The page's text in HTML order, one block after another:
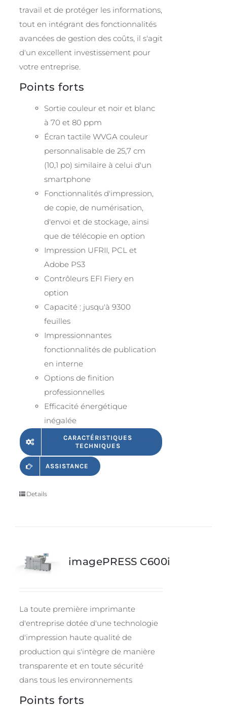
travail et de protéger les informations,
tout en intégrant des fonctionnalités
avancées de gestion des coûts, il s'agit
d'un excellent investissement pour
votre entreprise.
Points forts
Sortie couleur et noir et blanc
à 70 et 80 ppm
Écran tactile WVGA couleur
personnalisable de 25,7 cm
(10,1 po) similaire à celui d'un
smartphone
Fonctionnalités d'impression,
de copie, de numérisation,
d'envoi et de stockage, ainsi
que de télécopie en option
Impression UFRII, PCL et
Adobe PS3
Contrôleurs EFI Fiery en
option
Capacité : jusqu'à 9300
feuilles
Impressionnantes
fonctionnalités de publication
en interne
Options de finition
professionnelles
Efficacité énergétique
inégalée
CARACTÉRISTIQUES
TECHNIQUES
ASSISTANCE
Details
imagePRESS C600i
La toute première imprimante
d'entreprise dotée d'une technologie
d'impression haute qualité de
production qui s'intègre de manière
transparente et en toute sécurité
dans tous les environnements
Points forts